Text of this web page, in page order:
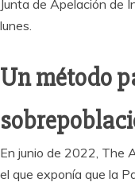
Junta de Apelación de
lunes.
Un método
En junio de 2022, The
el que exponía que la